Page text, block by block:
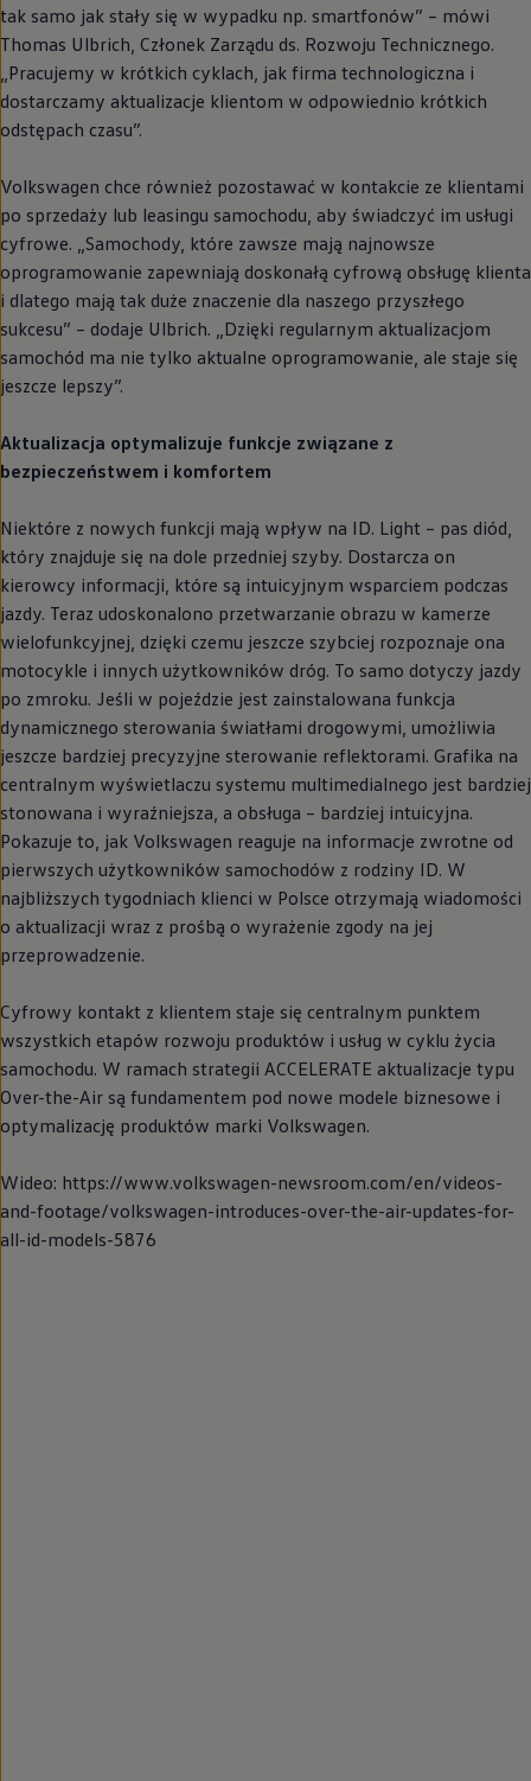
tak samo jak stały się w wypadku np. smartfonów” – mówi
Thomas Ulbrich, Członek Zarządu ds. Rozwoju Technicznego.
„Pracujemy w krótkich cyklach, jak firma technologiczna i
dostarczamy aktualizacje klientom w odpowiednio krótkich
odstępach czasu”.
Volkswagen chce również pozostawać w kontakcie ze klientami
po sprzedaży lub leasingu samochodu, aby świadczyć im usługi
cyfrowe. „Samochody, które zawsze mają najnowsze
oprogramowanie zapewniają doskonałą cyfrową obsługę klienta
i dlatego mają tak duże znaczenie dla naszego przyszłego
sukcesu” – dodaje Ulbrich. „Dzięki regularnym aktualizacjom
samochód ma nie tylko aktualne oprogramowanie, ale staje się
jeszcze lepszy”.
Aktualizacja optymalizuje funkcje związane z
bezpieczeństwem i komfortem
Niektóre z nowych funkcji mają wpływ na ID. Light – pas diód,
który znajduje się na dole przedniej szyby. Dostarcza on
kierowcy informacji, które są intuicyjnym wsparciem podczas
jazdy. Teraz udoskonalono przetwarzanie obrazu w kamerze
wielofunkcyjnej, dzięki czemu jeszcze szybciej rozpoznaje ona
motocykle i innych użytkowników dróg. To samo dotyczy jazdy
po zmroku. Jeśli w pojeździe jest zainstalowana funkcja
dynamicznego sterowania światłami drogowymi, umożliwia
jeszcze bardziej precyzyjne sterowanie reflektorami. Grafika na
centralnym wyświetlaczu systemu multimedialnego jest bardziej
stonowana i wyraźniejsza, a obsługa – bardziej intuicyjna.
Pokazuje to, jak Volkswagen reaguje na informacje zwrotne od
pierwszych użytkowników samochodów z rodziny ID. W
najbliższych tygodniach klienci w Polsce otrzymają wiadomości
o aktualizacji wraz z prośbą o wyrażenie zgody na jej
przeprowadzenie.
Cyfrowy kontakt z klientem staje się centralnym punktem
wszystkich etapów rozwoju produktów i usług w cyklu życia
samochodu. W ramach strategii ACCELERATE aktualizacje typu
Over-the-Air są fundamentem pod nowe modele biznesowe i
optymalizację produktów marki Volkswagen.
Wideo: https://www.volkswagen-newsroom.com/en/videos-
and-footage/volkswagen-introduces-over-the-air-updates-for-
all-id-models-5876